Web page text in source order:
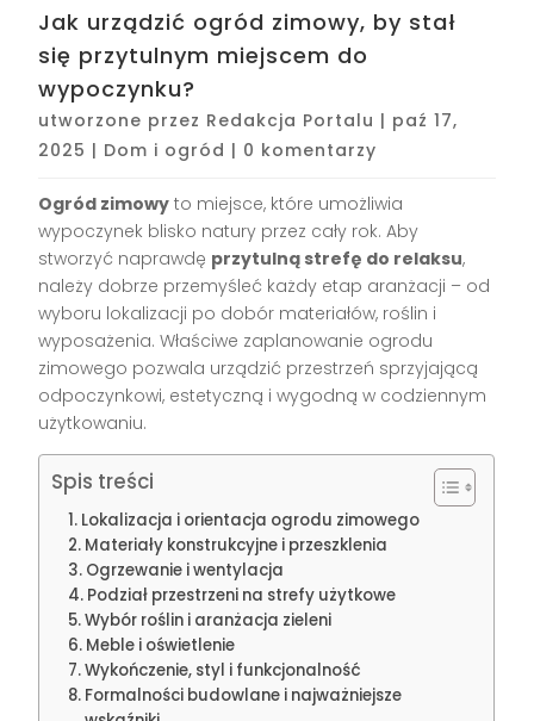
Jak urządzić ogród zimowy, by stał
się przytulnym miejscem do
wypoczynku?
utworzone przez Redakcja Portalu | paź 17,
2025 | Dom i ogród | 0 komentarzy
Ogród zimowy to miejsce, które umożliwia
wypoczynek blisko natury przez cały rok. Aby
stworzyć naprawdę przytulną strefę do relaksu,
należy dobrze przemyśleć każdy etap aranżacji – od
wyboru lokalizacji po dobór materiałów, roślin i
wyposażenia. Właściwe zaplanowanie ogrodu
zimowego pozwala urządzić przestrzeń sprzyjającą
odpoczynkowi, estetyczną i wygodną w codziennym
użytkowaniu.
Spis treści
Lokalizacja i orientacja ogrodu zimowego
Materiały konstrukcyjne i przeszklenia
Ogrzewanie i wentylacja
Podział przestrzeni na strefy użytkowe
Wybór roślin i aranżacja zieleni
Meble i oświetlenie
Wykończenie, styl i funkcjonalność
Formalności budowlane i najważniejsze